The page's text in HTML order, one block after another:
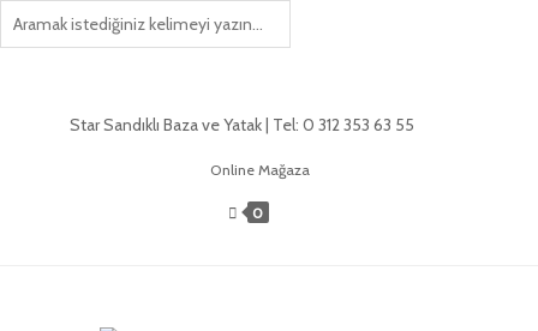
Star Sandıklı Baza ve Yatak | Tel: 0 312 353 63 55
Online Mağaza
0